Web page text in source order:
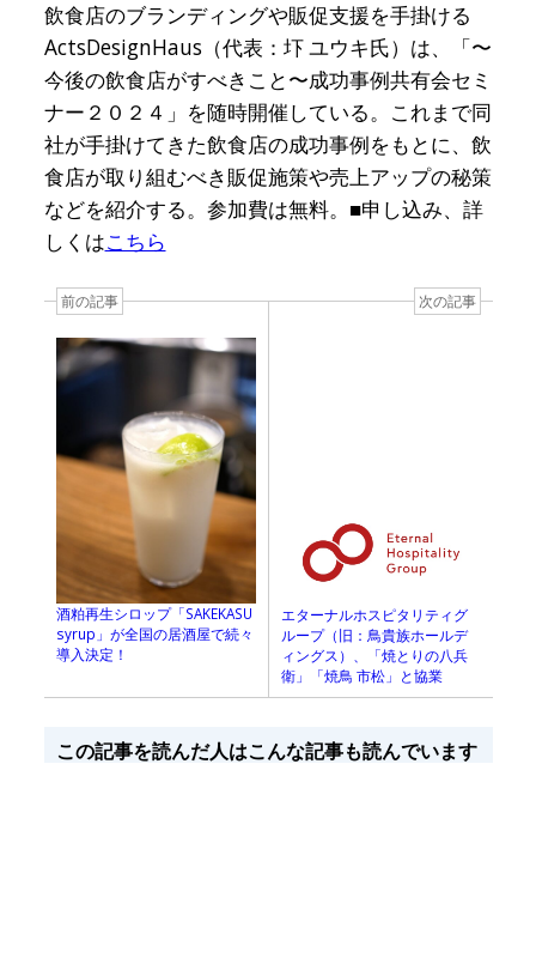
飲食店のブランディングや販促支援を手掛ける
ActsDesignHaus（代表：圷 ユウキ氏）は、「〜
今後の飲食店がすべきこと〜成功事例共有会セミ
ナー２０２４」を随時開催している。これまで同
社が手掛けてきた飲食店の成功事例をもとに、飲
食店が取り組むべき販促施策や売上アップの秘策
などを紹介する。参加費は無料。■申し込み、詳
しくはこちら
前の記事
酒粕再生シロップ「SAKEKASU
syrup」が全国の居酒屋で続々
導入決定！
次の記事
エターナルホスピタリティグ
ループ（旧：鳥貴族ホールデ
ィングス）、「焼とりの八兵
衛」「焼鳥 市松」と協業
この記事を読んだ人はこんな記事も読んでいます